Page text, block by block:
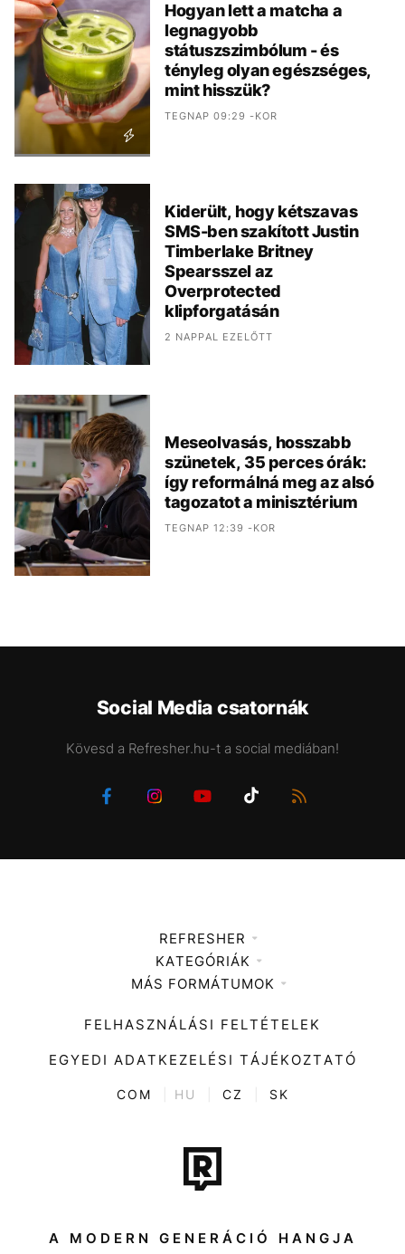
Hogyan lett a matcha a
legnagyobb
státuszszimbólum - és
tényleg olyan egészséges,
mint hisszük?
TEGNAP 09:29 -KOR
Kiderült, hogy kétszavas
SMS-ben szakított Justin
Timberlake Britney
Spearsszel az
Overprotected
klipforgatásán
2 NAPPAL EZELŐTT
Meseolvasás, hosszabb
szünetek, 35 perces órák:
így reformálná meg az alsó
tagozatot a minisztérium
TEGNAP 12:39 -KOR
Social Media csatornák
Kövesd a Refresher.hu-t a social mediában!
REFRESHER
Médiaajánlat
KATEGÓRIÁK
Zene
Divat
Kultúra
ENTR
Tech-Tudomány
Sport
Társadalom
MÁS FORMÁTUMOK
FELHASZNÁLÁSI FELTÉTELEK
EGYEDI ADATKEZELÉSI TÁJÉKOZTATÓ
COM HU CZ SK
A MODERN GENERÁCIÓ HANGJA